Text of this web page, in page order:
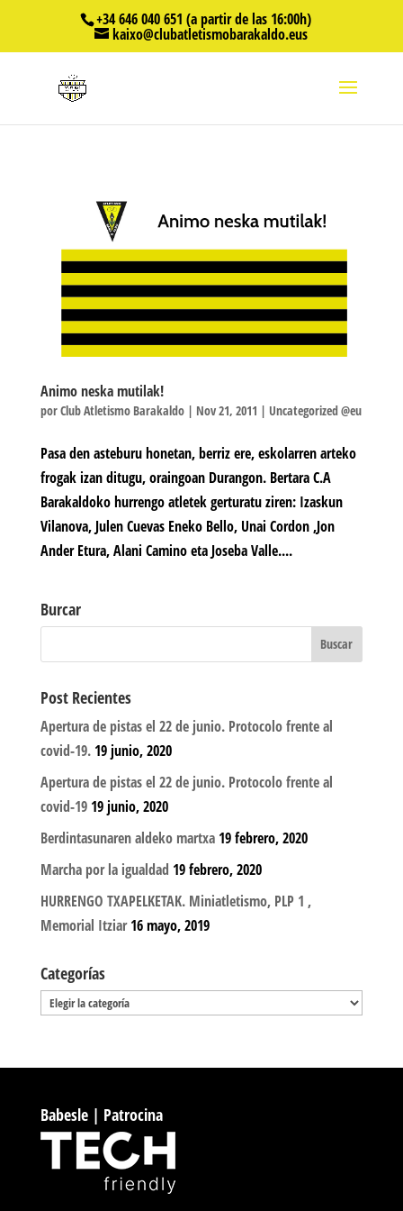
+34 646 040 651 (a partir de las 16:00h)
kaixo@clubatletismobarakaldo.eus
Animo neska mutilak!
porClub Atletismo Barakaldo| Nov 21, 2011 | Uncategorized @eu
Pasa den asteburu honetan, berriz ere, eskolarren arteko
frogak izan ditugu, oraingoan Durangon. Bertara C.A
Barakaldoko hurrengo atletek gerturatu ziren: Izaskun
Vilanova, Julen Cuevas Eneko Bello, Unai Cordon ,Jon
Ander Etura, Alani Camino eta Joseba Valle....
Burcar
Post Recientes
Apertura de pistas el 22 de junio. Protocolo frente al
covid-19. 19 junio, 2020
Apertura de pistas el 22 de junio. Protocolo frente al
covid-19 19 junio, 2020
Berdintasunaren aldeko martxa 19 febrero, 2020
Marcha por la igualdad 19 febrero, 2020
HURRENGO TXAPELKETAK. Miniatletismo, PLP 1 ,
Memorial Itziar 16 mayo, 2019
Categorías
Categorías
Babesle | Patrocina